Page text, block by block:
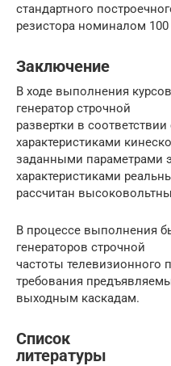
стандартного
резистора номиналом
Заключение
В ходе выполнения
генератор строчной
развертки в
характеристиками
заданными параметрами
характеристиками
рассчитан
В процессе выполнения
генераторов строчной
частоты телевизионного
требования
выходным каскадам.
Список
литературы